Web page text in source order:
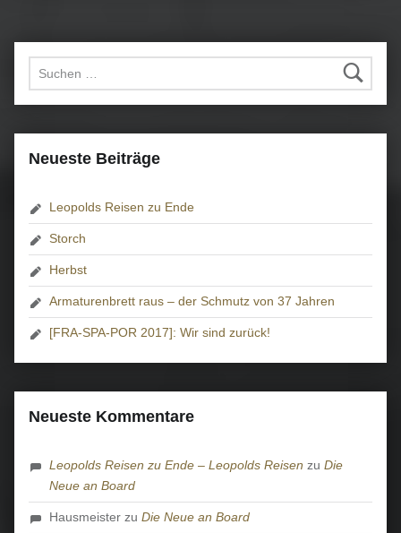
Suchen nach:
Neueste Beiträge
Leopolds Reisen zu Ende
Storch
Herbst
Armaturenbrett raus – der Schmutz von 37 Jahren
[FRA-SPA-POR 2017]: Wir sind zurück!
Neueste Kommentare
Leopolds Reisen zu Ende – Leopolds Reisen zuDie
Neue an Board
Hausmeister zuDie Neue an Board